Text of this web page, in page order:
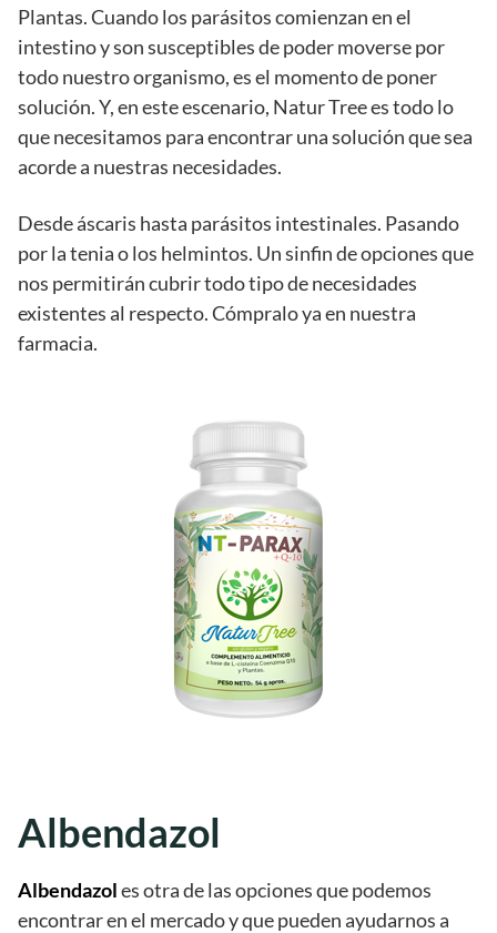
Plantas. Cuando los parásitos comienzan en el
intestino y son susceptibles de poder moverse por
todo nuestro organismo, es el momento de poner
solución. Y, en este escenario, Natur Tree es todo lo
que necesitamos para encontrar una solución que sea
acorde a nuestras necesidades.
Desde áscaris hasta parásitos intestinales. Pasando
por la tenia o los helmintos. Un sinfin de opciones que
nos permitirán cubrir todo tipo de necesidades
existentes al respecto. Cómpralo ya en nuestra
farmacia.
Albendazol
Albendazoles otra de las opciones que podemos
encontrar en el mercado y que pueden ayudarnos a